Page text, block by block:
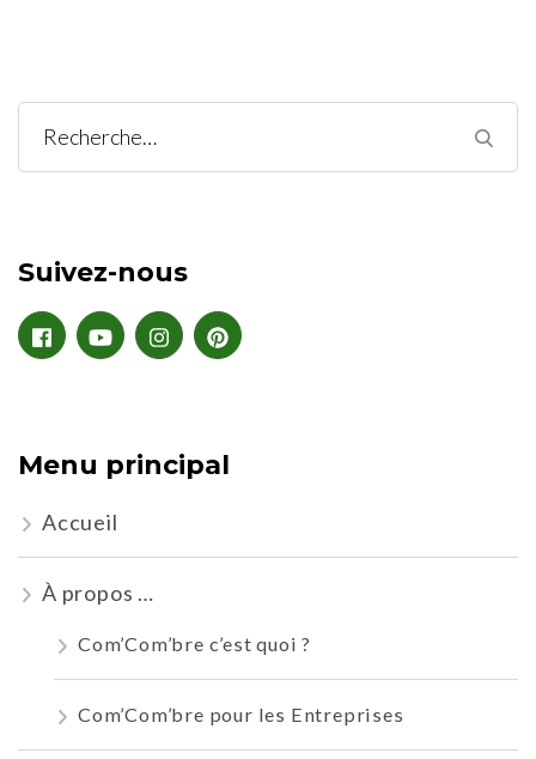
Suivez-nous
Menu principal
Accueil
À propos …
Com’Com’bre c’est quoi ?
Com’Com’bre pour les Entreprises